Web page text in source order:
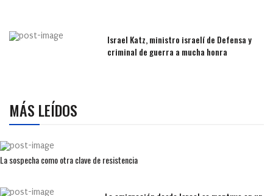
Israel Katz, ministro israelí de Defensa y
criminal de guerra a mucha honra
MÁS LEÍDOS
La sospecha como otra clave de resistencia